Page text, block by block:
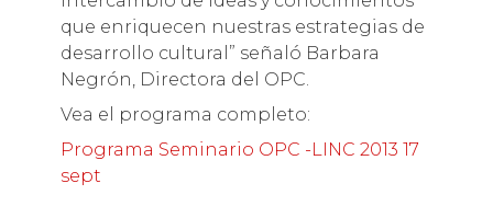
que enriquecen nuestras estrategias de
desarrollo cultural” señaló Barbara
Negrón, Directora del OPC.
Vea el programa completo:
Programa Seminario OPC -LINC 2013 17
sept